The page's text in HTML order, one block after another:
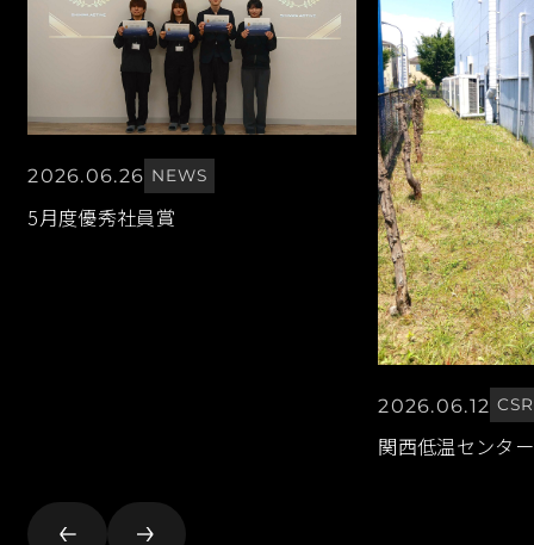
2026.06.26 NEWS
5月度優秀社員賞
2026.06.12 CSR
関西低温センタ